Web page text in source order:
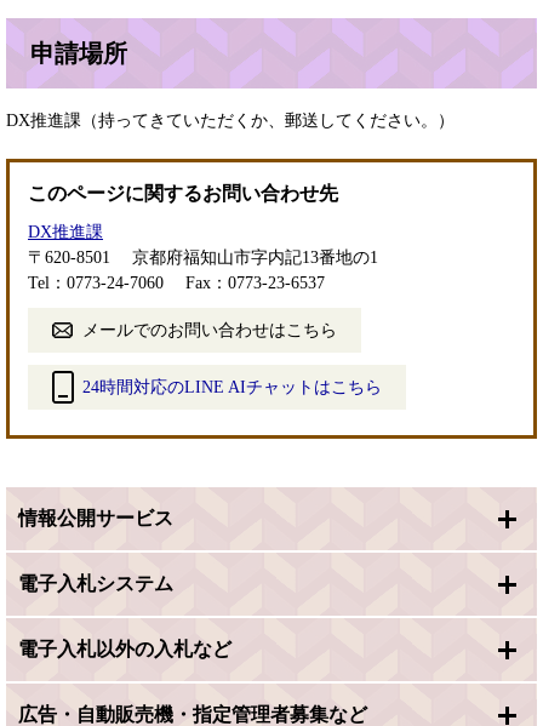
申請場所
DX推進課（持ってきていただくか、郵送してください。）
このページに関するお問い合わせ先
DX推進課
〒620-8501
京都府福知山市字内記13番地の1
Tel：0773-24-7060
Fax：0773-23-6537
メールでのお問い合わせはこちら
24時間対応のLINE AIチャットはこちら
ン
ク
＞
情報公開サービス
電子入札システム
電子入札以外の入札など
広告・自動販売機・指定管理者募集など